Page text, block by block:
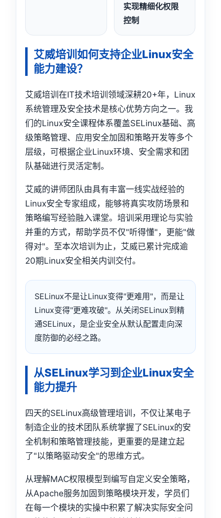
实现精细化权限
控制
艾威培训如何支持企业Linux安全
能力建设？
艾威培训在IT技术培训领域深耕20+年，Linux
系统管理及安全技术是核心优势方向之一。我
们的Linux安全课程体系覆盖SELinux基础、高
级策略管理、应用安全加固和策略开发等多个
层级，可根据企业Linux环境、安全需求和团
队基础进行灵活定制。
艾威的讲师团队由具有丰富一线实战经验的
Linux安全专家组成，能够将真实攻防场景和
策略编写经验融入课堂。培训采用理论与实验
并重的方式，帮助学员不仅"听得懂"，更能"做
得对"。至本次培训为止，艾威已累计完成逾
20期Linux安全相关内训交付。
SELinux不是让Linux变得"更难用"，而是让
Linux变得"更难攻破"。从关闭SELinux到精
通SELinux，是企业安全从默认配置走向深
度防御的必经之路。
从SELinux学习到企业Linux安全
能力提升
四天的SELinux高级管理培训，不仅让某电子
制造企业的技术团队系统掌握了SELinux的安
全机制和策略管理技能，更重要的是建立起
了"以策略驱动安全"的思维方式。
从理解MAC权限模型到编写自定义安全策略，
从Apache服务加固到策略模块开发，学员们
在每一个模块的实操中积累了解决实际安全问